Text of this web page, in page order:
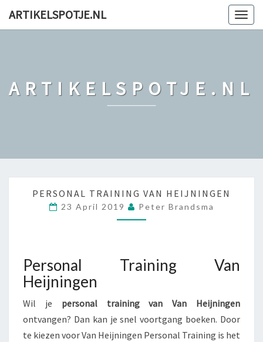
ARTIKELSPOTJE.NL
ARTIKELSPOTJE.NL
P
A
L
R
A
I
PERSONAL TRAINING VAN HEIJNINGEN
23 April 2019 Peter Brandsma
Personal Training Van
Heijningen
Wil je personal training van Van Heijningen
ontvangen? Dan kan je snel voortgang boeken. Door
te kiezen voor Van Heijningen Personal Training is het